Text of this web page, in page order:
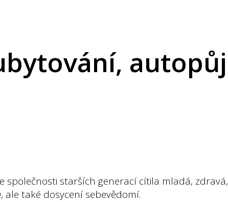
společnosti starších generací cítila mladá,
také dosycení sebevědomí.